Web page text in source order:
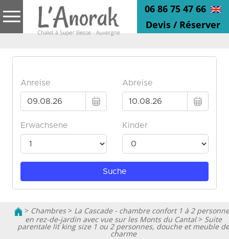
06 86 75 47 66
Devis / Réserver
> Chambres> La Cascade - chambre confort 1 à 2
en rez-de-jardin avec vue sur les Monts du Cantal> Suite
parentale lit king size 1 ou 2 personnes, douche et meuble de
charme